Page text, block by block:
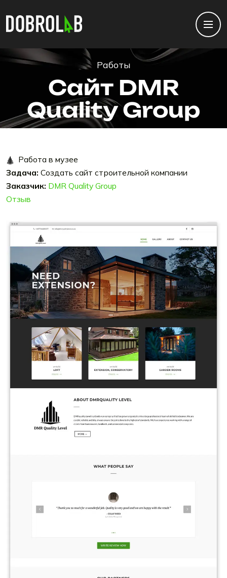
Работы
Сайт DMR
Quality Group
Работа в музее
Задача: Создать сайт строительной компании
Заказчик: DMR Quality Group
Отзыв